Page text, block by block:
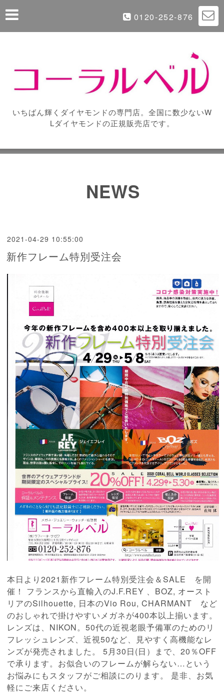
0120-252-876
いちばん輝くダイヤモンドの専門店。全国に数少ないW
Lダイヤモンドの正規販売店です。
NEWS
2021-04-29 10:55:00
新作フレーム特別受注会
本日より2021新作フレーム特別受注会＆SALE を開
催！ フランスから直輸入のJ.F.REY 、BOZ, オースト
リアのSilhouette, 日本のVio Rou, CHARMANT など
のおしゃれで掛けやすいメガネが400本以上揃います。
レンズは、NIKON。50代の近視老眼予備軍のためのリ
フレッシュレンズ、近視50など、見やすく高機能なレ
ンズが発売されました。 5月30日(日）まで、20％OFF
で承ります。お似合いのフレームが解らない…という
お悩みにもスタッフがご相談にのります。 是非、お気
軽にご来店ください。